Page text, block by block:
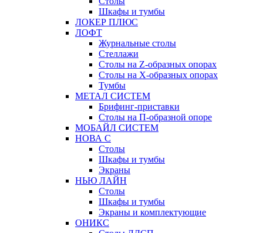
Шкафы и тумбы
ЛОКЕР ПЛЮС
ЛОФТ
Журнальные столы
Стеллажи
Столы на Z-образных опорах
Столы на Х-образных опорах
Тумбы
МЕТАЛ СИСТЕМ
Брифинг-приставки
Столы на П-образной опоре
МОБАЙЛ СИСТЕМ
НОВА С
Столы
Шкафы и тумбы
Экраны
НЬЮ ЛАЙН
Столы
Шкафы и тумбы
Экраны и комплектующие
ОНИКС